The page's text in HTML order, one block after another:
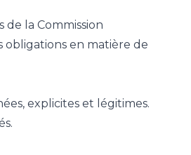
la Commission
obligations en matière de
explicites et légitimes.